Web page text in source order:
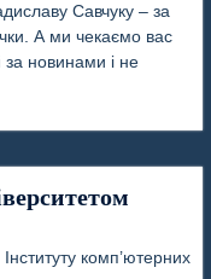
Савчуку – за
А ми чекаємо вас
за новинами і не
комп’ютерних